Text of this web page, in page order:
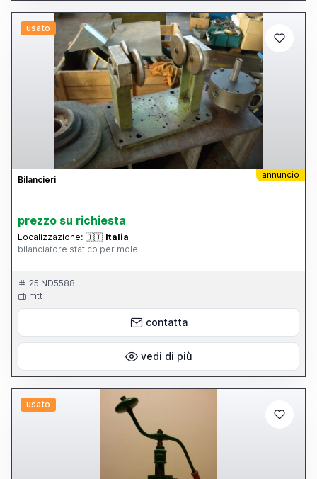
usato
annuncio
Bilancieri
prezzo su richiesta
Localizzazione: 🇮🇹 Italia
bilanciatore statico per mole
25IND5588
mtt
contatta
vedi di più
usato